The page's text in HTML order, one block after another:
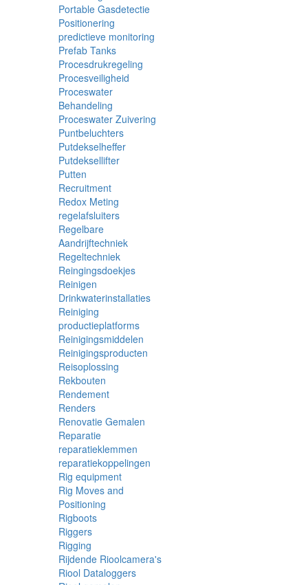
Portable Gasdetectie
Positionering
predictieve monitoring
Prefab Tanks
Procesdrukregeling
Procesveiligheid
Proceswater
Behandeling
Proceswater Zuivering
Puntbeluchters
Putdekselheffer
Putdeksellifter
Putten
Recruitment
Redox Meting
regelafsluiters
Regelbare
Aandrijftechniek
Regeltechniek
Reingingsdoekjes
Reinigen
Drinkwaterinstallaties
Reiniging
productieplatforms
Reinigingsmiddelen
Reinigingsproducten
Reisoplossing
Rekbouten
Rendement
Renders
Renovatie Gemalen
Reparatie
reparatieklemmen
reparatiekoppelingen
Rig equipment
Rig Moves and
Positioning
Rigboots
Riggers
Rigging
Rijdende Rioolcamera's
Riool Dataloggers